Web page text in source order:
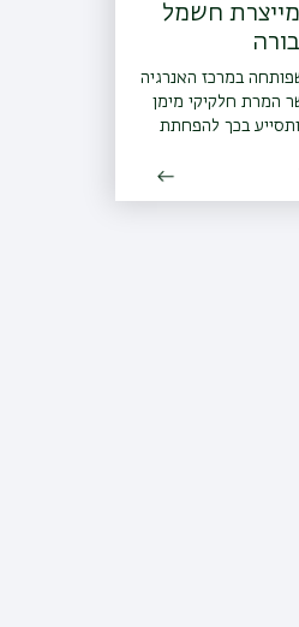
חשמל
במרכז האנרגיה
המרת חלקיקי מימן
ותסייע בכך להפחתת